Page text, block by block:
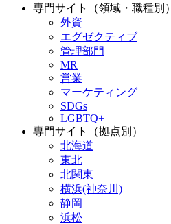
専門サイト（領域・職種別）
外資
エグゼクティブ
管理部門
MR
営業
マーケティング
SDGs
LGBTQ+
専門サイト（拠点別）
北海道
東北
北関東
横浜(神奈川)
静岡
浜松